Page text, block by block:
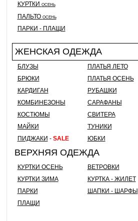
КУРТКИ ОСЕНЬ
ПАЛЬТО ОСЕНЬ
ПАРКИ - ПЛАЩИ
ЖЕНСКАЯ ОДЕЖДА
БЛУЗЫ
ПЛАТЬЯ ЛЕТО
БРЮКИ
ПЛАТЬЯ ОСЕНЬ
КАРДИГАН
РУБАШКИ
КОМБИНЕЗОНЫ
САРАФАНЫ
КОСТЮМЫ
СВИТЕРА
МАЙКИ
ТУНИКИ
ПИДЖАКИ - SALE ЮБКИ
ВЕРХНЯЯ ОДЕЖДА
КУРТКИ ОСЕНЬ
ВЕТРОВКИ
КУРТКИ ЗИМА
КУРТКА - ЖИЛЕТ
ПАРКИ
ШАПКИ - ШАРФЫ
ПЛАЩИ